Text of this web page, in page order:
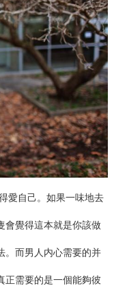
自己。如果一味地去
會覺得這本就是你該做
。而男人内心需要的并
正需要的是一個能夠彼